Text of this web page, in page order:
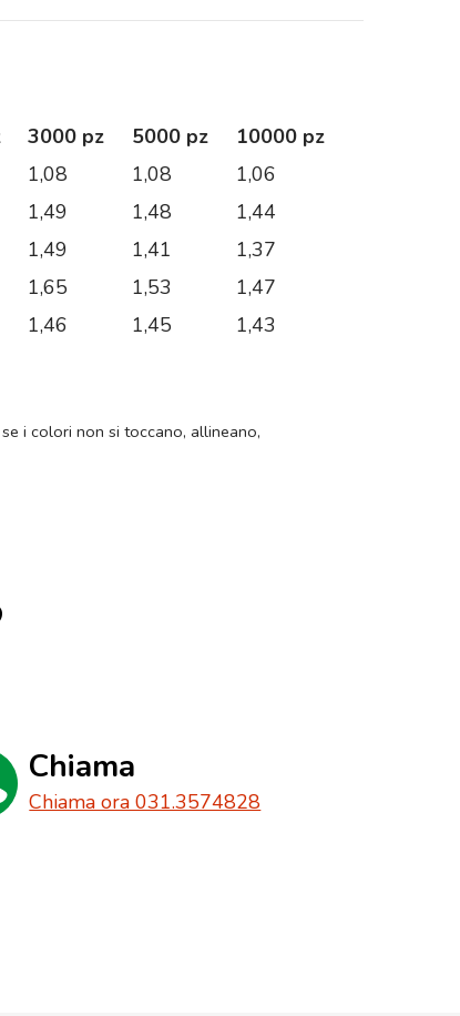
3000 pz 5000 pz
10000 pz
1,08 1,08
1,06
1,49 1,48
1,44
1,49 1,41
1,37
1,65 1,53
1,47
1,46 1,45 1,43
i colori non si toccano, allineano,
Chiama
Chiama ora 031.3574828